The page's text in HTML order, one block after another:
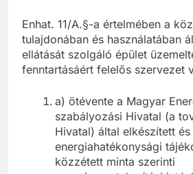
Enhat. 11/A.§-a értelmében a
tulajdonában és használatában
ellátását szolgáló épület
fenntartásáért felelős szervezet
a) ötévente a Magyar
szabályozási Hivatal (a
Hivatal) által elkészített és
energiahatékonysági
közzétett minta szerinti